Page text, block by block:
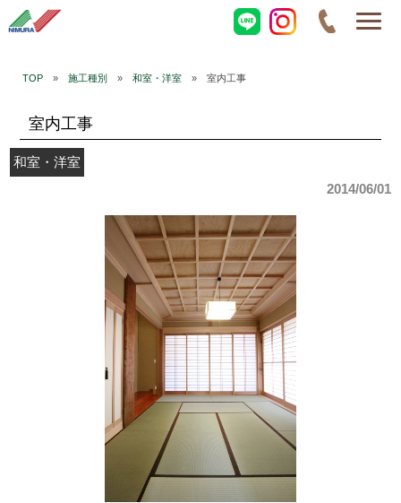
TOP» 施工種別 » 和室・洋室» 室内工事
室内工事
和室・洋室
2014/06/01